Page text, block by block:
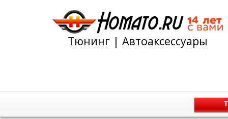
Тюнинг | Автоаксессуары